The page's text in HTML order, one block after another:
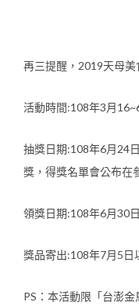
再三提醒，2019天母美
活動時間:108年3月
抽獎日期:108年6月24
獎，得獎名單會公布在
領獎日期:108年6月30
獎品寄出:108年7月5日
PS：本活動限「台澎